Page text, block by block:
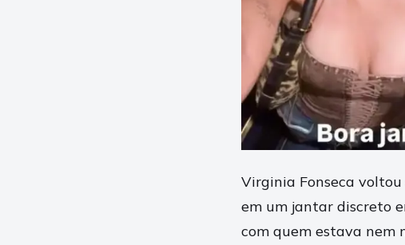
Virginia Fonseca
em um jantar discreto
com quem estava nem